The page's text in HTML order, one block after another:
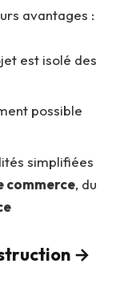
avantages :
est isolé des
possible
simplifiées
commerce, du
→